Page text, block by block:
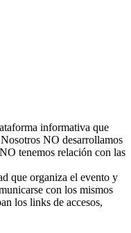
informativa que
NO desarrollamos
tenemos relación con las
que organiza el evento y
con los mismos
los links de accesos,